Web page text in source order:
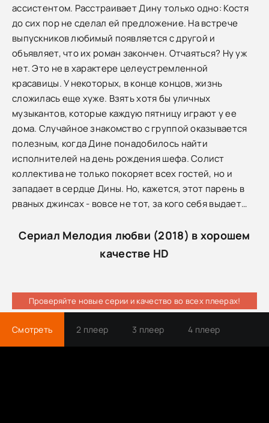
ассистентом. Расстраивает Дину только одно: Костя
до сих пор не сделал ей предложение. На встрече
выпускников любимый появляется с другой и
объявляет, что их роман закончен. Отчаяться? Ну уж
нет. Это не в характере целеустремленной
красавицы. У некоторых, в конце концов, жизнь
сложилась еще хуже. Взять хотя бы уличных
музыкантов, которые каждую пятницу играют у ее
дома. Случайное знакомство с группой оказывается
полезным, когда Дине понадобилось найти
исполнителей на день рождения шефа. Солист
коллектива не только покоряет всех гостей, но и
западает в сердце Дины. Но, кажется, этот парень в
рваных джинсах - вовсе не тот, за кого себя выдает…
Сериал Мелодия любви (2018) в хорошем
качестве HD
Проверяйте новые серии и качество во всех плеерах!
Смотреть 2 плеер 3 плеер 4 плеер